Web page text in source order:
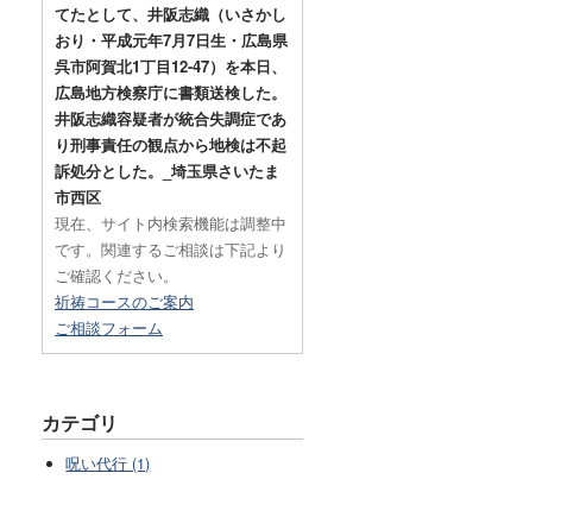
てたとして、井阪志織（いさかし
おり・平成元年7月7日生・広島県
呉市阿賀北1丁目12-47）を本日、
広島地方検察庁に書類送検した。
井阪志織容疑者が統合失調症であ
り刑事責任の観点から地検は不起
訴処分とした。_埼玉県さいたま
市西区
現在、サイト内検索機能は調整中
です。関連するご相談は下記より
ご確認ください。
祈祷コースのご案内
ご相談フォーム
カテゴリ
呪い代行 (1)